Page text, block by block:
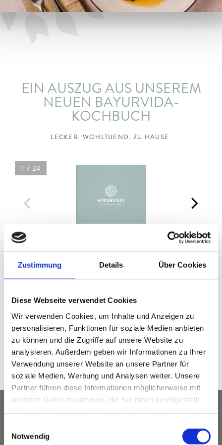
Zustimmung Details Über Cookies
Diese Webseite verwendet Cookies
Wir verwenden Cookies, um Inhalte und Anzeigen zu
personalisieren, Funktionen für soziale Medien anbieten
zu können und die Zugriffe auf unsere Website zu
analysieren. Außerdem geben wir Informationen zu Ihrer
Verwendung unserer Website an unsere Partner für
soziale Medien, Werbung und Analysen weiter. Unsere
Partner führen diese Informationen möglicherweise mit
weiteren Daten zusammen, die Sie ihnen bereitgestellt
Notwendig
ARRANGEMENTS
EIN AUSZUG AUS UNSEREM
NEUEN BAYURVIDA-
KOCHBUCH
LECKER. WOHLTUEND. ZU HAUSE.
1 / 24
Interessante Neuigkeiten. Und ganz viel
Staudacherhof.
NEWSLETTER ABONNIEREN